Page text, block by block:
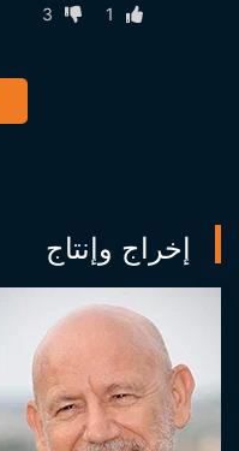
1
3
إخراج وإنتاج